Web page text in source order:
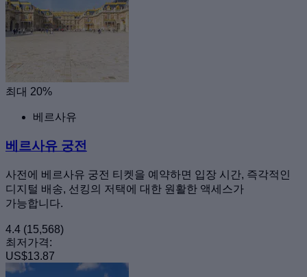
최대 20%
베르사유
베르사유 궁전
사전에 베르사유 궁전 티켓을 예약하면 입장 시간, 즉각적인
디지털 배송, 선킹의 저택에 대한 원활한 액세스가
가능합니다.
4.4 (15,568)
최저가격:
US$13.87